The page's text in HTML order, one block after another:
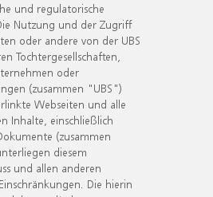
und regulatorische
Nutzung und der Zugriff
oder andere von der UBS
Tochtergesellschaften,
oder
(zusammen "UBS")
Webseiten und alle
Inhalte, einschließlich
(zusammen
diesem
und allen anderen
Die hierin